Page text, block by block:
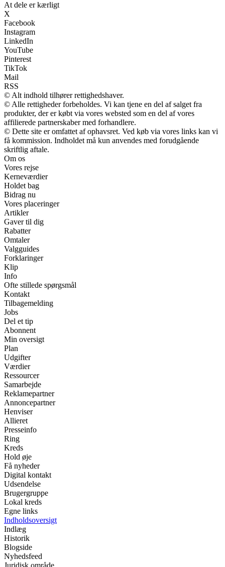
At dele er kærligt
X
Facebook
Instagram
LinkedIn
YouTube
Pinterest
TikTok
Mail
RSS
© Alt indhold tilhører rettighedshaver.
© Alle rettigheder forbeholdes. Vi kan tjene en del af salget fra
produkter, der er købt via vores websted som en del af vores
affilierede partnerskaber med forhandlere.
© Dette site er omfattet af ophavsret. Ved køb via vores links kan vi
få kommission. Indholdet må kun anvendes med forudgående
skriftlig aftale.
Om os
Vores rejse
Kerneværdier
Holdet bag
Bidrag nu
Vores placeringer
Artikler
Gaver til dig
Rabatter
Omtaler
Valgguides
Forklaringer
Klip
Info
Ofte stillede spørgsmål
Kontakt
Tilbagemelding
Jobs
Del et tip
Abonnent
Min oversigt
Plan
Udgifter
Værdier
Ressourcer
Samarbejde
Reklamepartner
Annoncepartner
Henviser
Allieret
Presseinfo
Ring
Kreds
Hold øje
Få nyheder
Digital kontakt
Udsendelse
Brugergruppe
Lokal kreds
Egne links
Indholdsoversigt
Indlæg
Historik
Blogside
Nyhedsfeed